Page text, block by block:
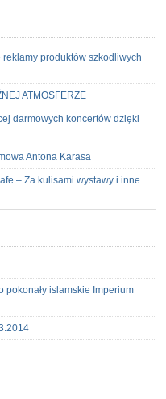
reklamy produktów szkodliwych
ATMOSFERZE
darmowych koncertów dzięki
Antona Karasa
– Za kulisami wystawy i inne.
pokonały islamskie Imperium